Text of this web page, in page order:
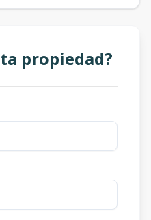
propiedad?